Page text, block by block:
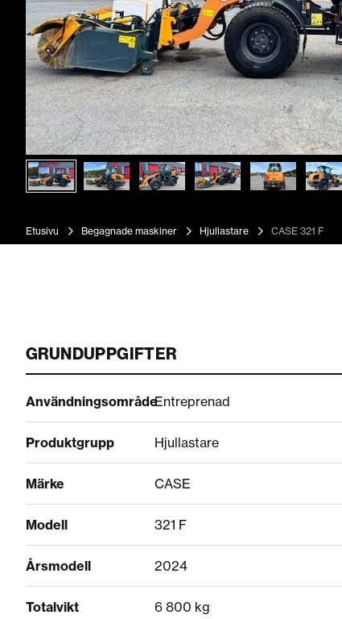
Etusivu Begagnade maskiner Hjullastare CASE 321 F
GRUNDUPPGIFTER
AnvändningsområdeEntreprenad
Produktgrupp Hjullastare
Märke CASE
Modell 321 F
Årsmodell 2024
Totalvikt 6 800 kg